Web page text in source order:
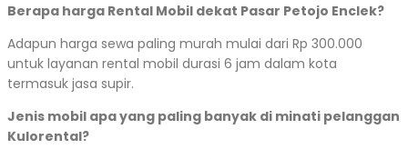
Berapa harga Rental Mobil dekat Pasar Petojo Enclek?
Adapun harga sewa paling murah mulai dari Rp 300.000
untuk layanan rental mobil durasi 6 jam dalam kota
termasuk jasa supir.
Jenis mobil apa yang paling banyak di minati pelanggan
Kulorental?